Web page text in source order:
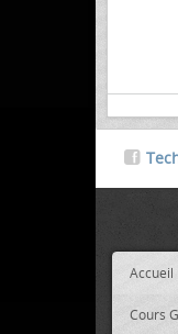
Accueil
Cours